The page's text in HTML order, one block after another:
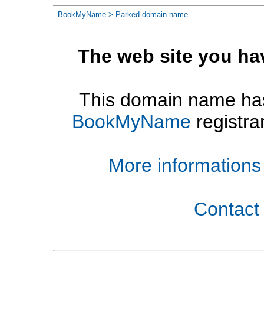
BookMyName > Parked domain name
The web site you
This domain name
BookMyName
More